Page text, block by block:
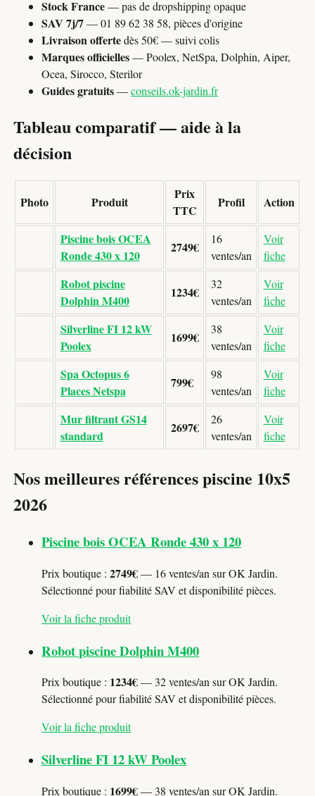
Stock France— pas de dropshipping opaque
SAV 7j/7— 01 89 62 38 58, pièces d'origine
Livraison offertedès 50€ — suivi colis
Marques officielles— Poolex, NetSpa, Dolphin, Aiper,
Ocea, Sirocco, Sterilor
Guides gratuits—conseils.ok-jardin.fr
Tableau comparatif — aide à la
décision
Photo Produit
Prix
TTC
Profil Action
Piscine bois OCEA
Ronde 430 x 120
2749€
16
ventes/an
Voir
fiche
Robot piscine
Dolphin M400
1234€
32
ventes/an
Voir
fiche
Silverline FI 12 kW
Poolex
1699€
38
ventes/an
Voir
fiche
Spa Octopus 6
Places Netspa
799€
98
ventes/an
Voir
fiche
Mur filtrant GS14
standard
2697€
26
ventes/an
Voir
fiche
Nos meilleures références piscine 10x5
2026
Piscine bois OCEA Ronde 430 x 120
Prix boutique :2749€— 16 ventes/an sur OK Jardin.
Sélectionné pour fiabilité SAV et disponibilité pièces.
Voir la fiche produit
Robot piscine Dolphin M400
Prix boutique : 1234€— 32 ventes/an sur OK Jardin.
Sélectionné pour fiabilité SAV et disponibilité pièces.
Voir la fiche produit
Silverline FI 12 kW Poolex
Prix boutique : 1699€— 38 ventes/an sur OK Jardin.